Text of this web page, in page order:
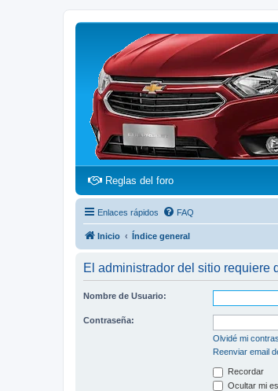
Reglas del foro(Opens a new tab)
Enlaces rápidos FAQ
Inicio Índice general
El administrador del sitio requiere
Nombre de Usuario:
Contraseña:
Olvidé mi
Reenviar email
Recordar
Ocultar mi